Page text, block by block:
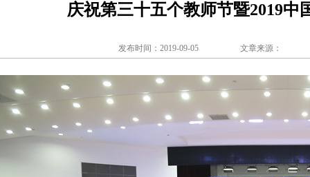
庆祝第三十五个教师节暨2019中
发布时间：2019-09-05 文章来源：